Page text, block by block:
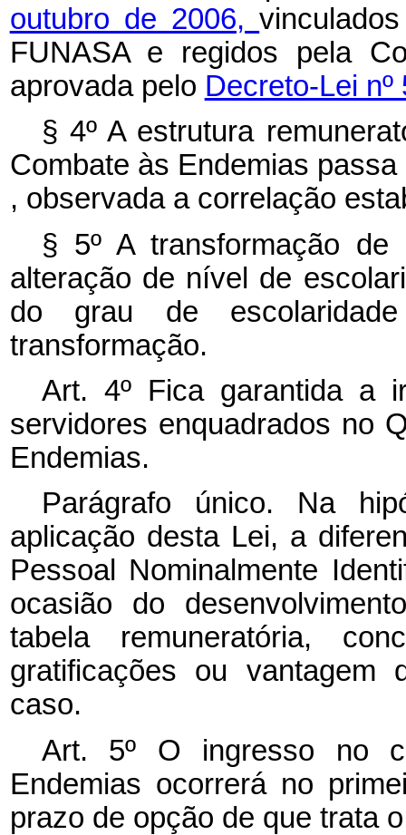
outubro de 2006,
FUNASA e regidos pela
aprovada pelo Decreto-Lei nº
§ 4º A estrutura
Combate às Endemias
, observada a correlação
§ 5º A transformação
alteração de nível de
do grau de
transformação.
Art. 4º Fica garantida a
servidores enquadrados no
Endemias.
Parágrafo único. Na
aplicação desta Lei, a
Pessoal Nominalmente
ocasião do
tabela remuneratória,
gratificações ou vantagem
caso.
Art. 5º O ingresso no
Endemias ocorrerá no
prazo de opção de que trata